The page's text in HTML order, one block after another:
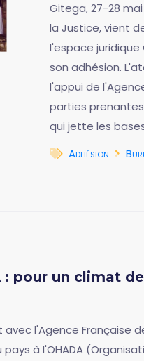
Gitega, 27-28
la Justice, vient
l'espace juridique
son adhésion.
l'appui de
parties
qui jette les
Adhésion
: pour un climat
l'Agence Française
à l'OHADA